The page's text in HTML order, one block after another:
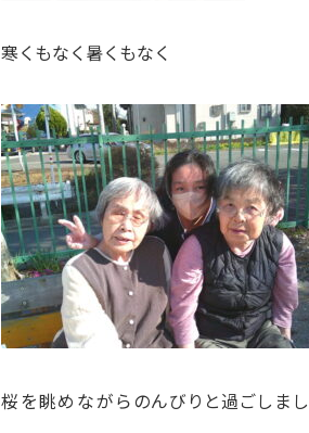
寒くもなく暑くもなく
桜を眺めながらのんびりと過ごしまし